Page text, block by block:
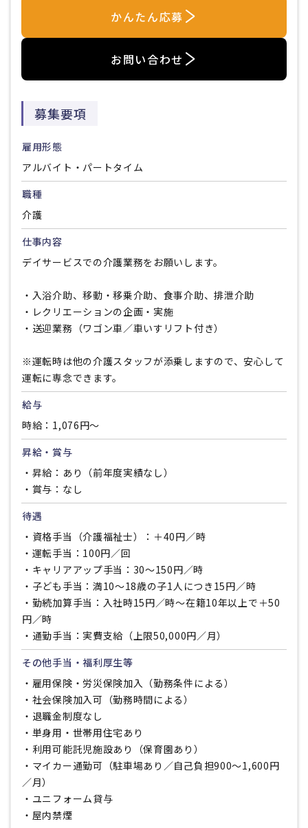
かんたん応募
お問い合わせ
募集要項
雇用形態
アルバイト・パートタイム
職種
介護
仕事内容
デイサービスでの介護業務をお願いします。
・入浴介助、移動・移乗介助、食事介助、排泄介助
・レクリエーションの企画・実施
・送迎業務（ワゴン車／車いすリフト付き）
※運転時は他の介護スタッフが添乗しますので、安心して
運転に専念できます。
給与
時給：1,076円〜
昇給・賞与
・昇給：あり（前年度実績なし）
・賞与：なし
待遇
・資格手当（介護福祉士）：＋40円／時
・運転手当：100円／回
・キャリアアップ手当：30〜150円／時
・子ども手当：満10〜18歳の子1人につき15円／時
・勤続加算手当：入社時15円／時〜在籍10年以上で＋50
円／時
・通勤手当：実費支給（上限50,000円／月）
その他手当・福利厚生等
・雇用保険・労災保険加入（勤務条件による）
・社会保険加入可（勤務時間による）
・退職金制度なし
・単身用・世帯用住宅あり
・利用可能託児施設あり（保育園あり）
・マイカー通勤可（駐車場あり／自己負担900〜1,600円
／月）
・ユニフォーム貸与
・屋内禁煙